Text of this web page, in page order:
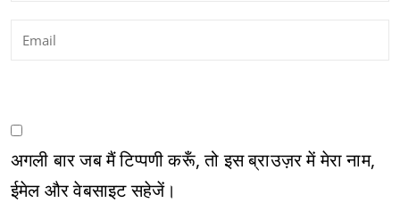
अगली बार जब मैं टिप्पणी करूँ, तो इस ब्राउज़र में मेरा नाम,
ईमेल और वेबसाइट सहेजें।